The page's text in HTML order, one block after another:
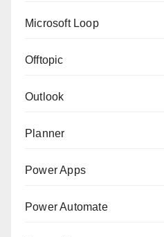
Microsoft Loop
Offtopic
Outlook
Planner
Power Apps
Power Automate